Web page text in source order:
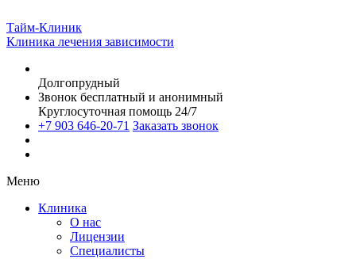
Тайм-Клиник
Клиника лечения зависимости
Долгопрудный
Звонок бесплатный и анонимный
Круглосуточная помощь 24/7
+7 903 646-20-71 Заказать звонок
Меню
Клиника
О нас
Лицензии
Специалисты